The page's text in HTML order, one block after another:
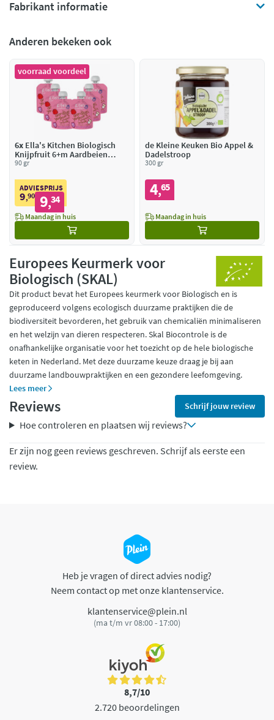
Fabrikant informatie
Anderen bekeken ook
voorraad voordeel
6x Ella's Kitchen Biologisch
Knijpfruit 6+m Aardbeien
Yoghurt
90 gr
ADVIESPRIJS
9,90 9,34
Maandag in huis
de Kleine Keuken Bio Appel &
Dadelstroop
300 gr
4,65
Maandag in huis
Europees Keurmerk voor
Biologisch (SKAL)
Dit product bevat het Europees keurmerk voor Biologisch en is
geproduceerd volgens ecologisch duurzame praktijken die de
biodiversiteit bevorderen, het gebruik van chemicaliën minimaliseren
en het welzijn van dieren respecteren. Skal Biocontrole is de
onafhankelijke organisatie voor het toezicht op de hele biologische
keten in Nederland. Met deze duurzame keuze draag je bij aan
duurzame landbouwpraktijken en een gezondere leefomgeving.
Lees meer
Reviews Schrijf jouw review
Hoe controleren en plaatsen wij reviews?
Er zijn nog geen reviews geschreven. Schrijf als eerste een
review.
Heb je vragen of direct advies nodig?
Neem contact op met onze klantenservice.
klantenservice@plein.nl
(ma t/m vr 08:00 - 17:00)
8,7/10
2.720 beoordelingen